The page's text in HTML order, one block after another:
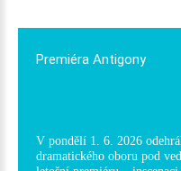
Premiéra Antigony
V pondělí 1. 6. 2026
dramatického oboru pod